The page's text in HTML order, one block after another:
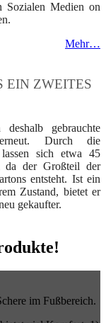
Sozialen Medien on
Mehr…
EIN ZWEITES
gebrauchte
Durch die
sich etwa 45
da der Großteil der
entsteht. Ist ein
Zustand, bietet er
gekaufter.
im Fußbereich.